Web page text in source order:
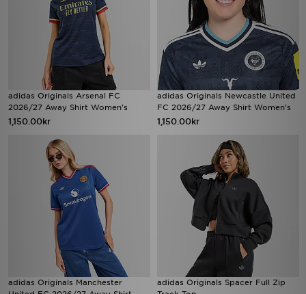
adidas Originals Arsenal FC
2026/27 Away Shirt Women's
1,150.00kr
adidas Originals Newcastle United
FC 2026/27 Away Shirt Women's
1,150.00kr
adidas Originals Manchester
adidas Originals Spacer Full Zip